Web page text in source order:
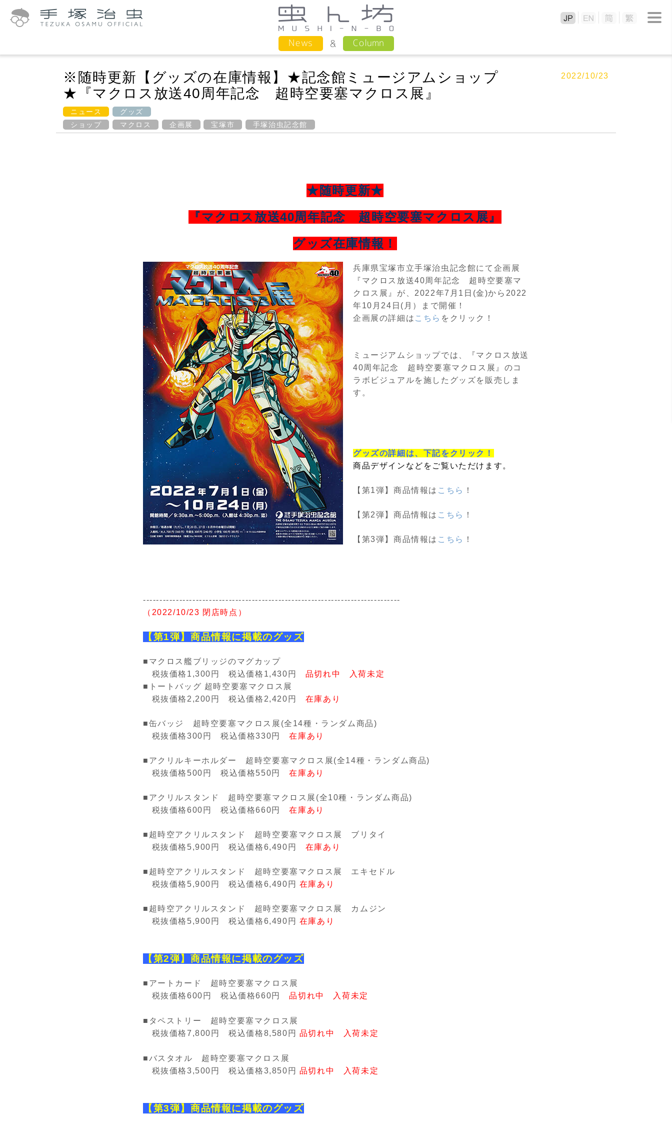
News Column
※随時更新【グッズの在庫情報】★記念館ミュージアムショップ
★『マクロス放送40周年記念 超時空要塞マクロス展』
ニュース
グッズ
ショップ
マクロス 企画展 宝塚市 手塚治虫記念館
2022/10/23
★随時更新★
『マクロス放送40周年記念 超時空要塞マクロス展』
グッズ在庫情報！
兵庫県宝塚市立手塚治虫記念館にて企画展
『マクロス放送40周年記念 超時空要塞マ
クロス展』が、2022年7月1日(金)から2022
年10月24日(月）まで開催！
企画展の詳細は こちら をクリック！
ミュージアムショップでは、『マクロス放送
40周年記念 超時空要塞マクロス展』のコ
ラボビジュアルを施したグッズを販売しま
す。
グッズの詳細は、下記をクリック！
商品デザインなどをご覧いただけます。
【第1弾】商品情報は こちら ！
【第2弾】商品情報は こちら ！
【第3弾】商品情報は こちら ！
------------------------------------------------------------------------------
（2022/10/23 閉店時点）
【第1弾】商品情報に掲載のグッズ
■マクロス艦ブリッジのマグカップ
税抜価格 1,300 円 税込価格 1,430 円 品切れ中 入荷未定
■トートバッグ 超時空要塞マクロス展
税抜価格 2,200 円 税込価格 2,420 円 在庫あり
■缶バッジ 超時空要塞マクロス展 (全 14種・ランダム商品)
税抜価格300 円 税込価格330 円在庫あり
■アクリルキーホルダー 超時空要塞マクロス展(全14種・ランダム商品)
税抜価格 500 円 税込価格550 円在庫あり
■アクリルスタンド 超時空要塞マクロス展 (全10種・ランダム商品)
税抜価格600 円 税込価格660 円在庫あり
■超時空アクリルスタンド 超時空要塞マクロス展 ブリタイ
税抜価格 5,900 円 税込価格6,490 円 在庫あり
■超時空アクリルスタンド 超時空要塞マクロス展 エキセドル
税抜価格 5,900 円 税込価格6,490 円 在庫あり
■超時空アクリルスタンド 超時空要塞マクロス展 カムジン
税抜価格 5,900 円 税込価格6,490 円 在庫あり
【第2弾】商品情報に掲載のグッズ
■アートカード 超時空要塞マクロス展
税抜価格600 円 税込価格660 円品切れ中 入荷未定
■タペストリー 超時空要塞マクロス展
税抜価格7,800 円 税込価格8,580 円 品切れ中 入荷未定
■バスタオル 超時空要塞マクロス展
税抜価格3,500 円 税込価格3,850 円 品切れ中 入荷未定
【第3弾】商品情報に掲載のグッズ